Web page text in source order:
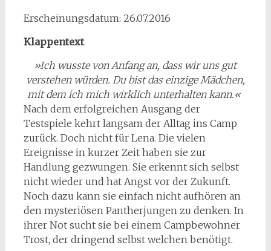
Erscheinungsdatum: 26.07.2016
Klappentext
»Ich wusste von Anfang an, dass wir uns gut
verstehen würden. Du bist das einzige Mädchen,
mit dem ich mich wirklich unterhalten kann.«
Nach dem erfolgreichen Ausgang der
Testspiele kehrt langsam der Alltag ins Camp
zurück. Doch nicht für Lena. Die vielen
Ereignisse in kurzer Zeit haben sie zur
Handlung gezwungen. Sie erkennt sich selbst
nicht wieder und hat Angst vor der Zukunft.
Noch dazu kann sie einfach nicht aufhören an
den mysteriösen Pantherjungen zu denken. In
ihrer Not sucht sie bei einem Campbewohner
Trost, der dringend selbst welchen benötigt.